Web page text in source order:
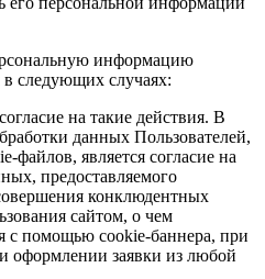
информацию
в следующих случаях:
на такие действия. В
данных Пользователей,
является согласие на
предоставляемого
конклюдентных
сайтом, о чем
с помощью cookie-баннера, при
оформлении заявки из любой